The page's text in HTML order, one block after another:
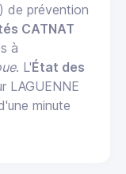
de prévention
CATNAT
à
. L'État des
LAGUENNE
minute